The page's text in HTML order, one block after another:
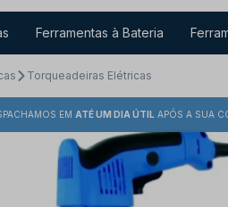
Ferramentas à Bateria
Torqueadeiras Elétricas
EM ATÉ UM DIA ÚTIL APÓS A SUA